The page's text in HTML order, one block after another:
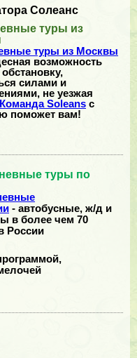
Солеанс
туры из
туры из Москвы
возможность
силами и
не уезжая
Команда Soleans с
поможет вам!
туры по
- автобусные, ж/д и
в более чем 70
России